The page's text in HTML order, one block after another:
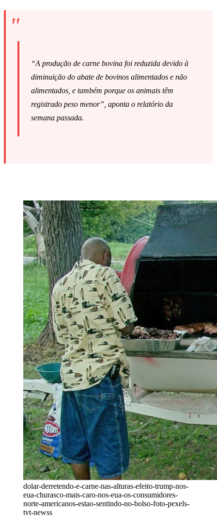
“A produção de carne bovina foi reduzida devido à
diminuição do abate de bovinos alimentados e não
alimentados, e também porque os animais têm
registrado peso menor”, aponta o relatório da
semana passada.
dolar-derretendo-e-carne-nas-alturas-efeito-trump-nos-
eua-churasco-mais-caro-nos-eua-os-consumidores-
norte-americanos-estao-sentindo-no-bolso-foto-pexels-
tvt-newss